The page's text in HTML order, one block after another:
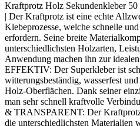
Kraftprotz Holz Sekundenkleber
| Der Kraftprotz ist eine echte
Klebeprozesse, welche schnelle
erfordern. Seine breite
unterschiedlichsten Holzarten,
Anwendung machen ihn zur
EFFEKTIV: Der Superkleber ist
witterungsbeständig, wasserfest
Holz-Oberflächen. Dank seiner
man sehr schnell kraftvolle
& TRANSPARENT: Der
die unterschiedlichsten Materialien